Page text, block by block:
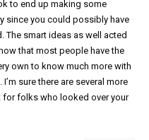
to end up making some
since you could possibly have
The smart ideas as well acted
that most people have the
own to know much more with
sure there are several more
folks who looked over your